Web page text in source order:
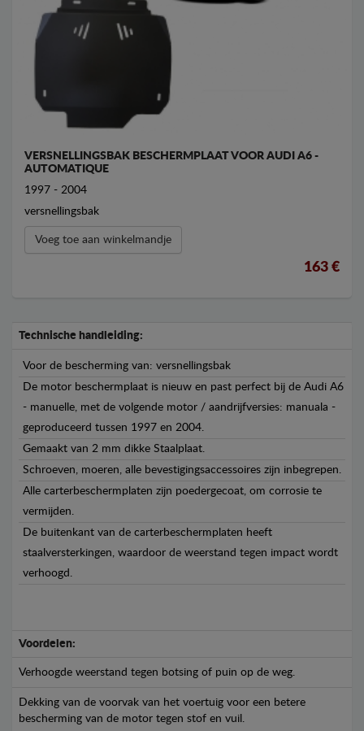
VERSNELLINGSBAK BESCHERMPLAAT VOOR AUDI A6 -
AUTOMATIQUE
1997 - 2004
versnellingsbak
Voeg toe aan winkelmandje
163 €
Technische handleiding:
Voor de bescherming van: versnellingsbak
De motor beschermplaat is nieuw en past perfect bij de Audi A6
- manuelle, met de volgende motor / aandrijfversies: manuala -
geproduceerd tussen 1997 en 2004.
Gemaakt van 2 mm dikke Staalplaat.
Schroeven, moeren, alle bevestigingsaccessoires zijn inbegrepen.
Alle carterbeschermplaten zijn poedergecoat, om corrosie te
vermijden.
De buitenkant van de carterbeschermplaten heeft
staalversterkingen, waardoor de weerstand tegen impact wordt
verhoogd.
Voordelen:
Verhoogde weerstand tegen botsing of puin op de weg.
Dekking van de voorvak van het voertuig voor een betere
bescherming van de motor tegen stof en vuil.